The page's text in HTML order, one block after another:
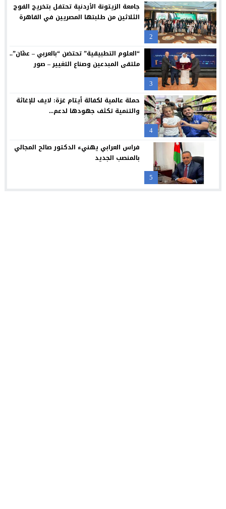
12:18 البنك الأردني الكويتي يوقع اتفاقية تعاون مع الشركة الأردنية
12:13 مجابهة الاحتيال الإلكتروني مسؤولية مشتركة
12:10 بنك صفوة الإسلامي يجدد شراكته مع تكية أم علي ويواصل دعمه
2
جامعة الزيتونة الأردنية تحتفل بتخريج الفوج
الثلاثين من طلبتها المصريين في القاهرة
3
“العلوم التطبيقية” تحتضن “بالعربي – عمّان”..
ملتقى المبدعين وصناع التغيير – صور
4
حملة عالمية لكفالة أيتام غزة: لايف للإغاثة
والتنمية تكثف جهودها لدعم...
5
فراس العرابي يهنيء الدكتور صالح المجالي
بالمنصب الجديد